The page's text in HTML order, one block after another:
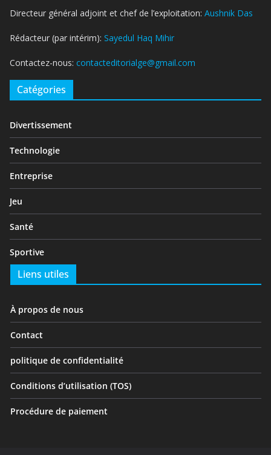
Directeur général adjoint et chef de l’exploitation: Aushnik Das
Rédacteur (par intérim): Sayedul Haq Mihir
Contactez-nous: contacteditorialge@gmail.com
Catégories
Divertissement
Technologie
Entreprise
Jeu
Santé
Sportive
Liens utiles
À propos de nous
Contact
politique de confidentialité
Conditions d’utilisation (TOS)
Procédure de paiement